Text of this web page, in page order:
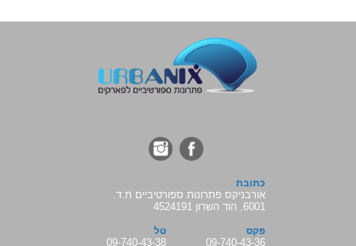
כתובת
אורבניקס פתרונות ספורטיביים ת.ד.
6001, הוד השרון 4524191
טל
09-740-43-38
פקס
09-740-43-36